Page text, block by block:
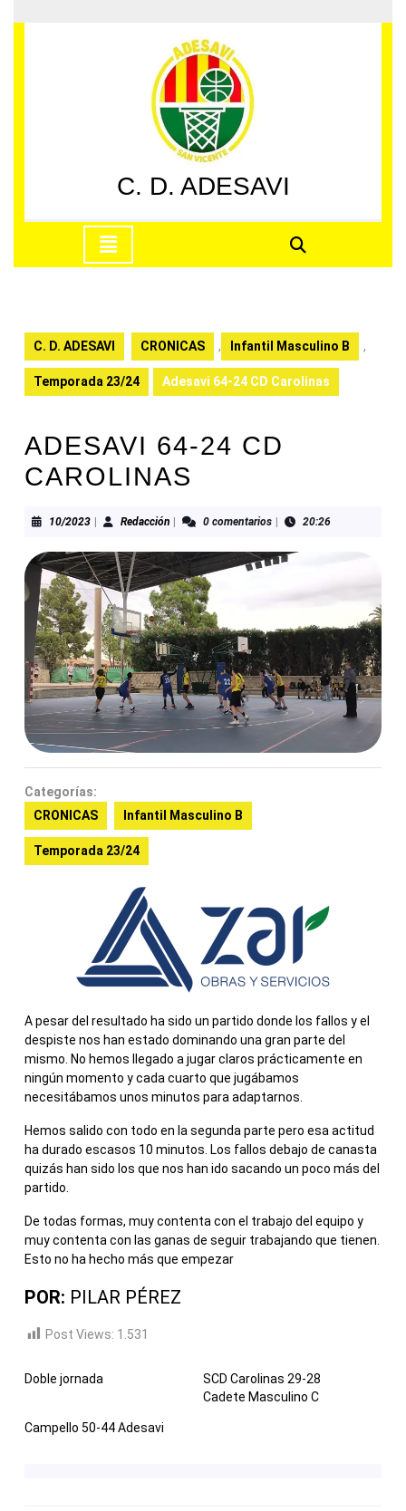
al
C. D. ADESAVI
apertura
C. D. ADESAVI CRONICAS , Infantil Masculino B ,
Temporada 23/24 Adesavi 64-24 CD Carolinas
ADESAVI 64-24 CD
CAROLINAS
10/202310/2023RedacciónRedacción0 comentarios 20:26
Categorías:
CRONICAS
Infantil Masculino B
Temporada 23/24
A pesar del resultado ha sido un partido donde los fallos y el
despiste nos han estado dominando una gran parte del
mismo. No hemos llegado a jugar claros prácticamente en
ningún momento y cada cuarto que jugábamos
necesitábamos unos minutos para adaptarnos.
Hemos salido con todo en la segunda parte pero esa actitud
ha durado escasos 10 minutos. Los fallos debajo de canasta
quizás han sido los que nos han ido sacando un poco más del
partido.
De todas formas, muy contenta con el trabajo del equipo y
muy contenta con las ganas de seguir trabajando que tienen.
Esto no ha hecho más que empezar
POR: PILAR PÉREZ
Post Views: 1.531
Doble jornada
SCD Carolinas 29-28
Cadete Masculino C
Campello 50-44 Adesavi